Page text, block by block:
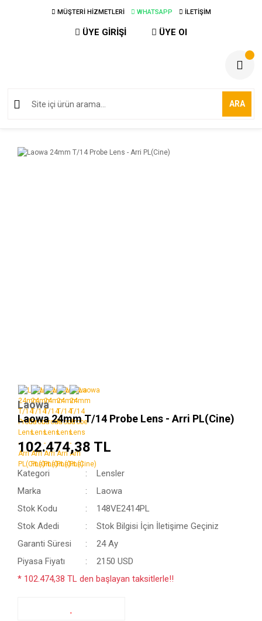
MÜŞTERİ HİZMETLERİ WHATSAPP İLETİŞİM
ÜYE GİRİŞİ ÜYE Ol
ARA
Laowa
Laowa 24mm T/14 Probe Lens - Arri PL(Cine)
102.474,38 TL
Kategori
Lensler
Marka
Laowa
Stok Kodu
148VE2414PL
Stok Adedi
Stok Bilgisi İçin İletişime Geçiniz
Garanti Süresi
24 Ay
Piyasa Fiyatı
2150 USD
* 102.474,38 TL den başlayan taksitlerle!!